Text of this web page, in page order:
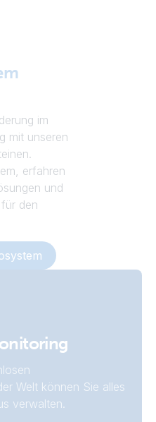
im
mit unseren
erfahren
und
den
Welt können Sie alles
verwalten.